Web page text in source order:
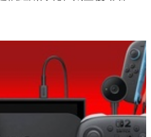
不能連手機？